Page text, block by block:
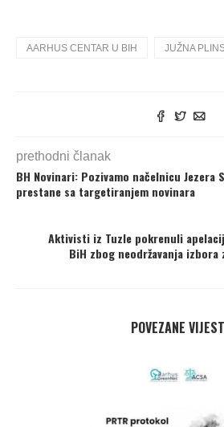
AARHUS CENTAR U BIH JUŽNA
prethodni članak
BH Novinari: Pozivamo načelnicu Jezera
prestane sa targetiranjem novinara
Aktivisti iz Tuzle pokrenuli
BiH zbog neodržavanja
POVEZANE